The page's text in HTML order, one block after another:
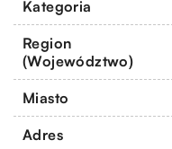
Kategoria
Region
(Województwo)
Miasto
Adres